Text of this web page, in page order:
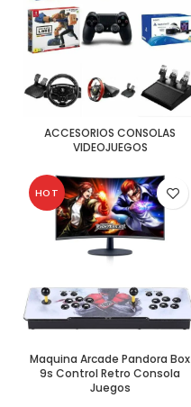
ACCESORIOS CONSOLAS
VIDEOJUEGOS
HOT
Maquina Arcade Pandora Box
9s Control Retro Consola
Juegos